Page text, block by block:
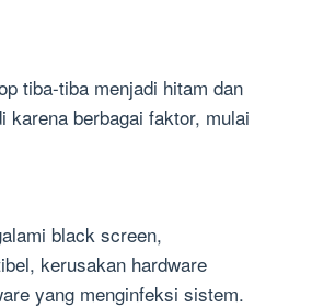
tiba-tiba menjadi hitam dan
karena berbagai faktor, mulai
black screen,
kerusakan hardware
yang menginfeksi sistem.